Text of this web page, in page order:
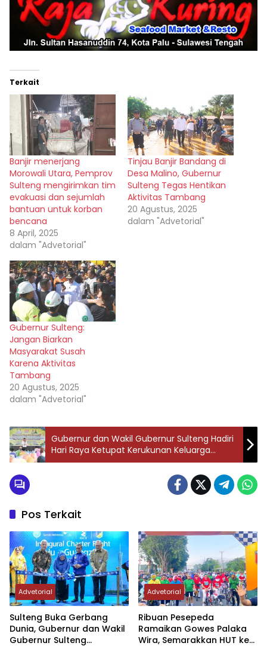
Terkait
Banjir menerjang
Morowali Utara, Pemprov
Sulteng mengirimkan tim
evakuasi dan sejumlah
bantuan untuk korban
bencana
8 April, 2025
dalam "Advetorial"
Tinjau Banjir Bandang di
Desa Malino, Gubernur
Sulteng Tegas Hentikan
Aktivitas Tambang
20 Agustus, 2025
dalam "Advetorial"
Gubernur Sulteng:
Jangan Biarkan
Masyarakat Susah
Karena Aktivitas
Tambang
20 Agustus, 2025
dalam "Advetorial"
Gubernur dan Wakil Gubernur Sulteng Hadiri
Hari Raya Ketupat Kerukunan Keluarga
Indonesia Gorontalo di Kabupaten Parigi
Pos Terkait
Advetorial
Sulteng Buka Gerbang
Dunia, Gubernur dan Wakil
Gubernur Sulteng
Advetorial
Ribuan Pesepeda
Ramaikan Gowes Palaka
Wira, Semarakkan HUT ke-1